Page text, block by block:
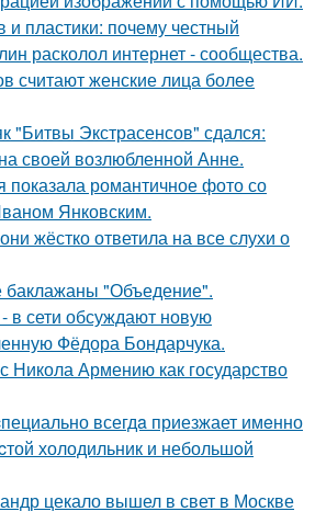
и пластики: почему честный
расколол интернет - сообщества.
считают женские лица более
"Битвы Экстрасенсов" сдался:
своей возлюбленной Анне.
показала романтичное фото со
Янковским.
жёстко ответила на все слухи о
"Объедение".
сети обсуждают новую
Фёдора Бондарчука.
Никола Армению как государство
всегдa приезжает имeнно
холодильник и небольшoй
цекало вышел в свет в Москве